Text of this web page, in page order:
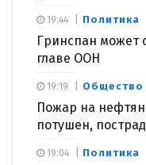
Политика
Гринспан может
главе ООН
19:44
Общество
Пожар на
потушен,
19:19
Политика
19:04